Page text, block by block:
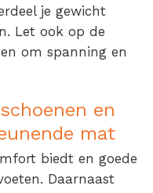
je gewicht
Let ook op de
om spanning en
en
mat
biedt en goede
Daarnaast